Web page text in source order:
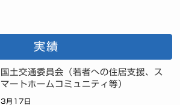
実績
国土交通委員会（若者への住居支援、ス
マートホームコミュニティ等）
3月17日